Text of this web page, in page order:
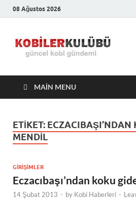
08 Ağustos 2026
MAIN MENU
ETIKET: ECZACIBAŞI’NDAN
MENDIL
GIRIŞIMLER
Eczacıbaşı’ndan koku
14 Şubat 2013 - by Kobi Haberleri -